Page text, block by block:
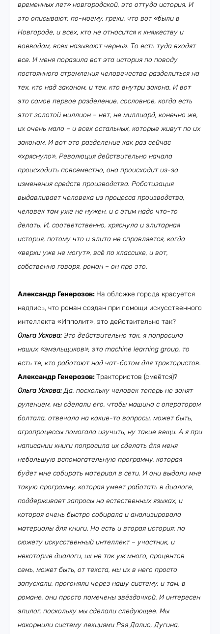
временных лет» новгородской, это оттуда история. И
это описывают, по-моему, греки, что вот «были в
Новгороде, и всех, кто не относится к княжеству и
воеводам, всех называют чернь». То есть туда входят
все. И меня поразила вот эта история по поводу
постоянного стремления человечества разделиться на
тех, кто над законом, и тех, кто внутри закона. И вот
это самое первое разделение, сословное, когда есть
этот золотой миллион – нет, не миллиард, конечно же,
их очень мало – и всех остальных, которые живут по их
законам. И вот это разделение как раз сейчас
«хряснуло». Революция действительно начала
происходить повсеместно, она происходит из-за
изменения средств производства. Роботизация
выдавливает человека из процесса производства,
человек там уже не нужен, и с этим надо что-то
делать. И, соответственно, хряснула и элитарная
история, потому что и элита не справляется, когда
«верхи уже не могут», всё по классике, и вот,
собственно говоря, роман – он про это.
Александр Генерозов: На обложке города красуется
надпись, что роман создан при помощи искусственного
интеллекта «Ипполит», это действительно так?
Ольга Ускова:Это действительно так, я попросила
наших «эмэльщиков», это machine learning group, то
есть те, кто работают над чат-ботом для трактористов.
Александр Генерозов:Трактористов (смеётся)?
Ольга Ускова:Да, поскольку человек теперь не занят
рулением, мы сделали его, чтобы машина с оператором
болтала, отвечала на какие-то вопросы, может быть,
агропроцессы помогала изучить, ну такие вещи. А я при
написании книги попросила их сделать для меня
небольшую вспомогательную программу, которая
будет мне собирать материал в сети. И они выдали мне
такую программу, которая умеет работать в диалоге,
поддерживает запросы на естественных языках, и
которая очень быстро собирала и анализировала
материалы для книги. Но есть и вторая история: по
сюжету искусственный интеллект – участник, и
некоторые диалоги, их не так уж много, процентов
семь, может быть, от текста, мы их в него просто
запускали, прогоняли через нашу систему, и там, в
романе, они просто помечены звёздочкой. И интересен
эпилог, поскольку мы сделали следующее. Мы
накормили систему лекциями Рэя Далио, Дугина,